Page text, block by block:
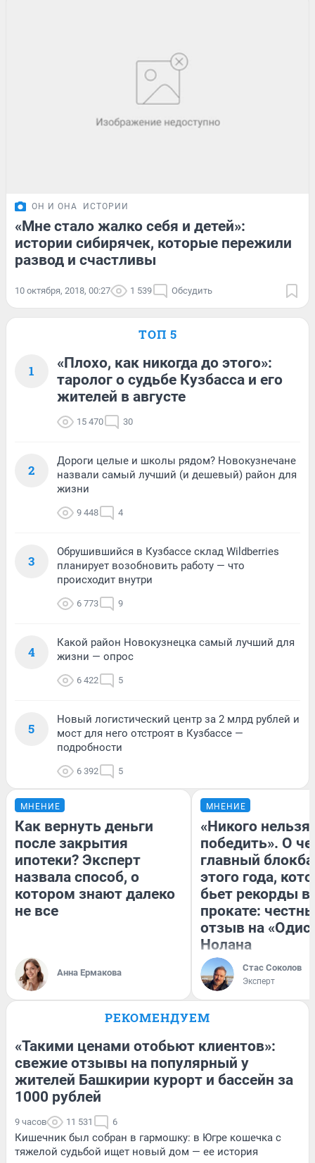
ОН И ОНА ИСТОРИИ
«Мне стало жалко себя и детей»:
истории сибирячек, которые пережили
развод и счастливы
10 октября, 2018, 00:27 1 539 Обсудить
ТОП 5
1
«Плохо, как никогда до этого»:
таролог о судьбе Кузбасса и его
жителей в августе
15 470 30
2
Дороги целые и школы рядом? Новокузнечане
назвали самый лучший (и дешевый) район для
жизни
9 448 4
3
Обрушившийся в Кузбассе склад Wildberries
планирует возобновить работу — что
происходит внутри
6 773 9
4
Какой район Новокузнецка самый лучший для
жизни — опрос
6 422 5
5
Новый логистический центр за 2 млрд рублей и
мост для него отстроят в Кузбассе —
подробности
6 392 5
МНЕНИЕ
Как вернуть деньги
после закрытия
ипотеки? Эксперт
назвала способ, о
котором знают далеко
не все
Анна Ермакова
МНЕНИЕ
«Никого нельзя
победить». О
главный
этого года,
бьет рекорды в
прокате:
отзыв на
Нолана
Стас Соколов
Эксперт
РЕКОМЕНДУЕМ
«Такими ценами отобьют клиентов»:
свежие отзывы на популярный у
жителей Башкирии курорт и бассейн за
1000 рублей
9 часов 11 531 6
Кишечник был собран в гармошку: в Югре кошечка с
тяжелой судьбой ищет новый дом — ее история